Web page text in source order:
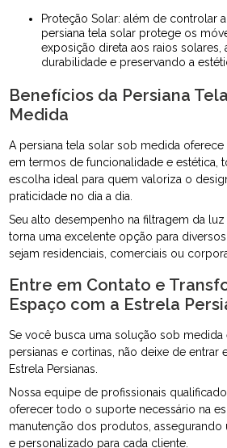
Proteção Solar: além de controlar a entrada de luz, a
persiana tela solar protege os
exposição direta aos raios solares,
durabilidade e preservando a
Benefícios da Persiana
Medida
A persiana tela solar sob medida oferece
em termos de funcionalidade e estética,
escolha ideal para quem valoriza o
praticidade no dia a dia.
Seu alto desempenho na filtragem da
torna uma excelente opção para
sejam residenciais, comerciais ou
Entre em Contato e
Espaço com a Estrela
Se você busca uma solução sob medida
persianas e cortinas, não deixe de entrar
Estrela Persianas.
Nossa equipe de profissionais
oferecer todo o suporte necessário na
manutenção dos produtos, assegurando
e personalizado para cada cliente.